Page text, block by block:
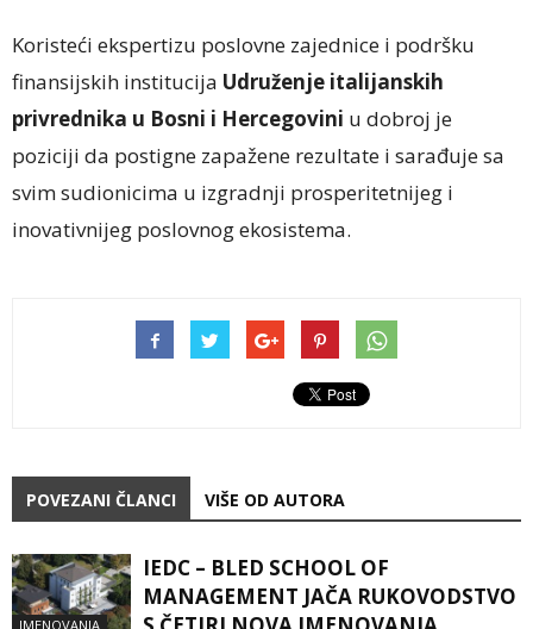
Koristeći ekspertizu poslovne zajednice i podršku
finansijskih institucija Udruženje italijanskih
privrednika u Bosni i Hercegovini u dobroj je
poziciji da postigne zapažene rezultate i sarađuje sa
svim sudionicima u izgradnji prosperitetnijeg i
inovativnijeg poslovnog ekosistema.
POVEZANI ČLANCI VIŠE OD AUTORA
IMENOVANJA
IEDC – BLED SCHOOL OF
MANAGEMENT JAČA RUKOVODSTVO